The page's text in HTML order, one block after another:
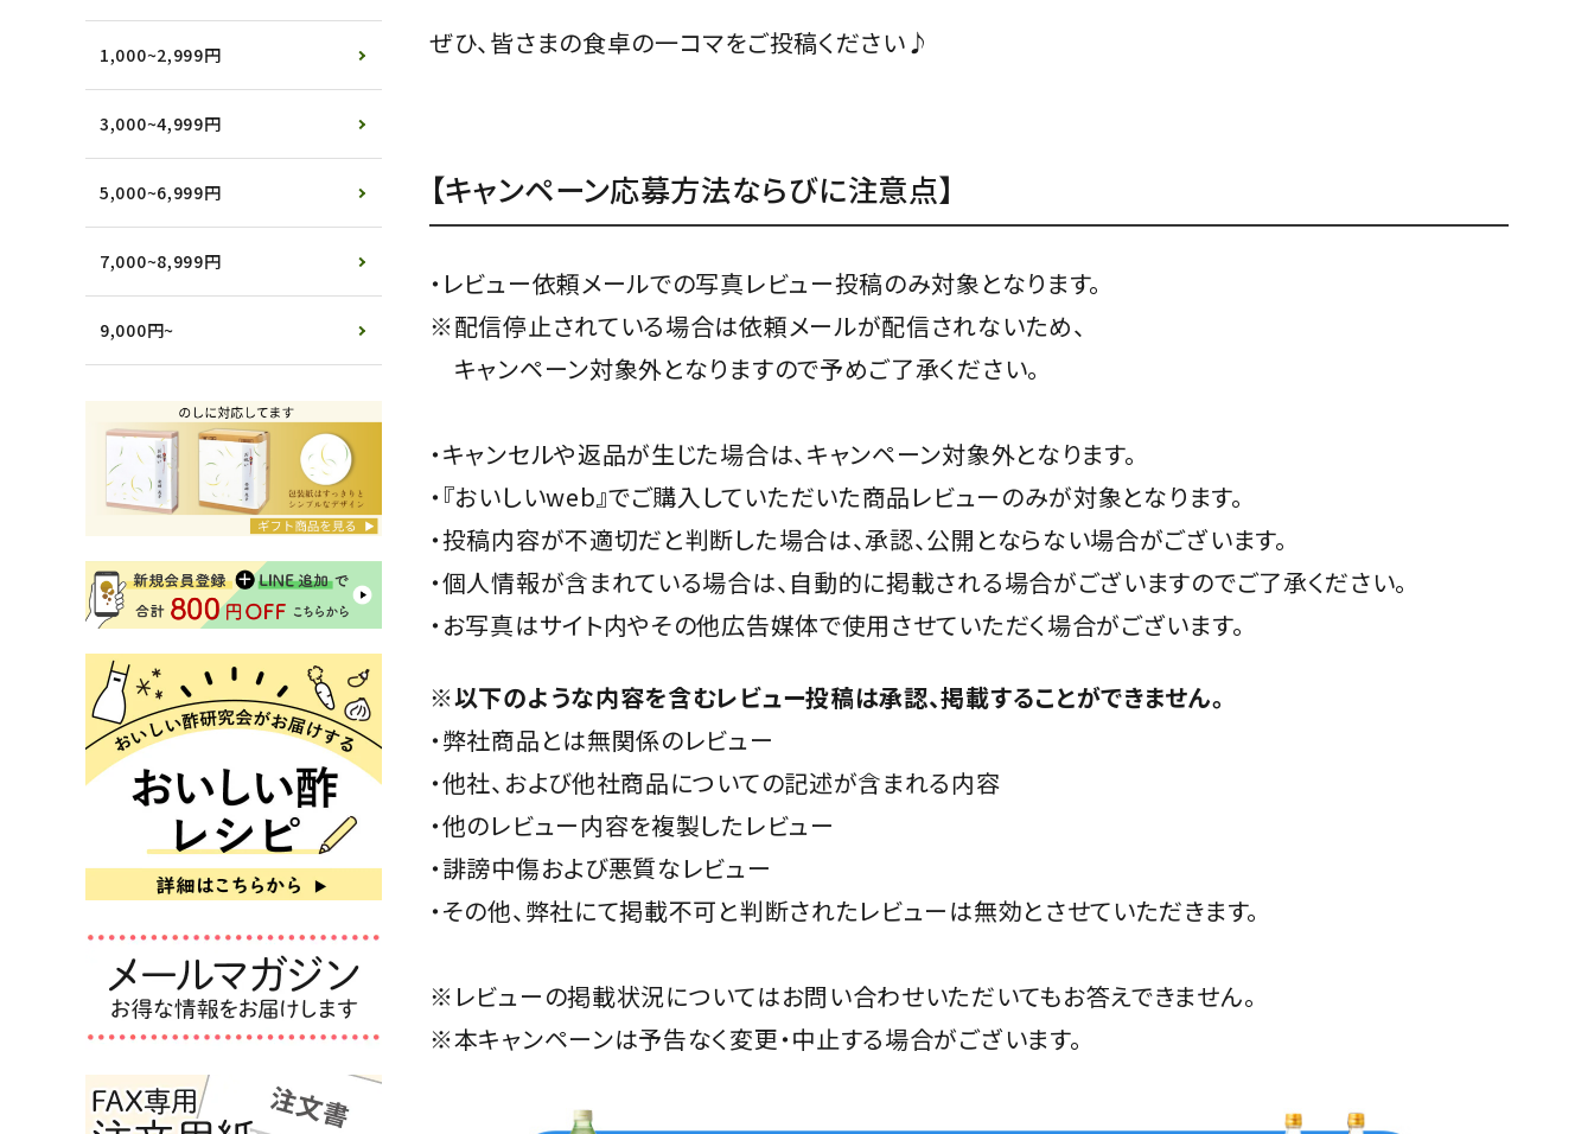
ぜひ、皆さまの食卓の一コマをご投稿ください♪
【キャンペーン応募方法ならびに注意点】
・レビュー依頼メールでの写真レビュー投稿のみ対象となります。
※配信停止されている場合は依頼メールが配信されないため、
キャンペーン対象外となりますので予めご了承ください。
・キャンセルや返品が生じた場合は、キャンペーン対象外となります。
・『おいしいweb』でご購入していただいた商品レビューのみが対象となります。
・投稿内容が不適切だと判断した場合は、承認、公開とならない場合がございます。
・個人情報が含まれている場合は、自動的に掲載される場合がございますのでご了承ください。
・お写真はサイト内やその他広告媒体で使用させていただく場合がございます。
※以下のような内容を含むレビュー投稿は承認、掲載することができません。
・弊社商品とは無関係のレビュー
・他社、および他社商品についての記述が含まれる内容
・他のレビュー内容を複製したレビュー
・誹謗中傷および悪質なレビュー
・その他、弊社にて掲載不可と判断されたレビューは無効とさせていただきます。
※レビューの掲載状況についてはお問い合わせいただいてもお答えできません。
※本キャンペーンは予告なく変更・中止する場合がございます。
1,000~2,999円
3,000~4,999円
5,000~6,999円
7,000~8,999円
9,000円~